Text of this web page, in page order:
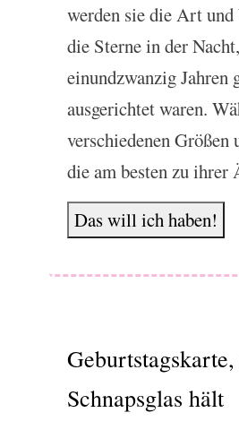
werden sie die Art
die Sterne in der
einundzwanzig Jahren
ausgerichtet waren.
verschiedenen
die am besten zu ihrer
Das will ich haben!
Schnapsglas hält